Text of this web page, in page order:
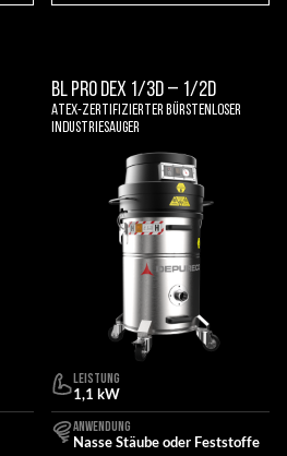
BL PRO DEX 1/3D – 1/2D
Atex-zertifizierter bürstenloser
Industriesauger
LEISTUNG
1,1 kW
ANWENDUNG
Nasse Stäube oder Feststoffe